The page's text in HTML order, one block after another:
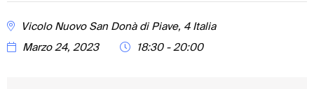
Vicolo Nuovo San Donà di Piave, 4 Italia
Marzo 24, 2023
18:30 - 20:00